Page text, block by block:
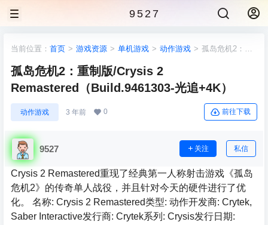
9527
当前位置： 首页 > 游戏资源 > 单机游戏 > 动作游戏 > 孤岛危机2：重
孤岛危机2：重制版/Crysis 2
Remastered（Build.9461303-光追+4K）
动作游戏 3 年前 0 前往下载
9527 关注 私信
Crysis 2 Remastered重现了经典第一人称射击游戏《孤岛
危机2》的传奇单人战役，并且针对今天的硬件进行了优
化。 名称: Crysis 2 Remastered类型: 动作开发商: Crytek,
Saber Interactive发行商: Crytek系列: Crysis发行日期: